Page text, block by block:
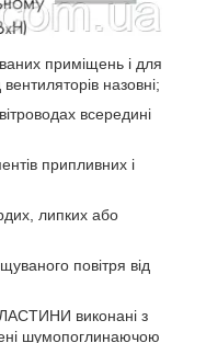
приміщень і для
назовні;
всередині
припливних і
липких або
повітря від
виконані з
шумопоглинаючою